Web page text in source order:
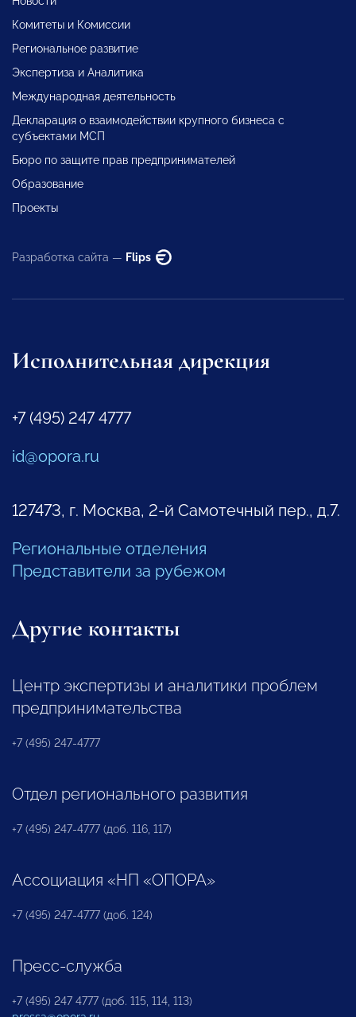
Комитеты и Комиссии
Региональное развитие
Экспертиза и Аналитика
Международная деятельность
Декларация о взаимодействии крупного бизнеса с
субъектами МСП
Бюро по защите прав предпринимателей
Образование
Проекты
Разработка сайта — Flips
Исполнительная дирекция
+7 (495) 247 4777
id@opora.ru
127473, г. Москва, 2-й Самотечный пер., д.7.
Региональные отделения
Представители за рубежом
Другие контакты
Центр экспертизы и аналитики проблем
предпринимательства
+7 (495) 247-4777
Отдел регионального развития
+7 (495) 247-4777 (доб. 116, 117)
Ассоциация «НП «ОПОРА»
+7 (495) 247-4777 (доб. 124)
Пресс-служба
+7 (495) 247 4777 (доб. 115, 114, 113)